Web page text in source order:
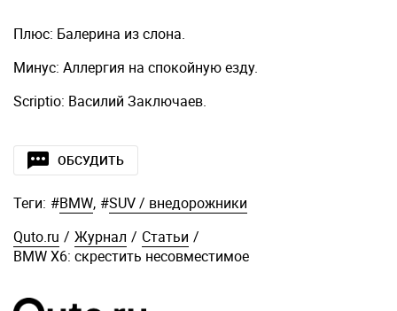
Плюс: Балерина из слона.
Минус: Аллергия на спокойную езду.
Scriptio: Василий Заключаев.
ОБСУДИТЬ
Теги: #BMW, #SUV / внедорожники
Quto.ru / Журнал / Статьи /
BMW X6: скрестить несовместимое